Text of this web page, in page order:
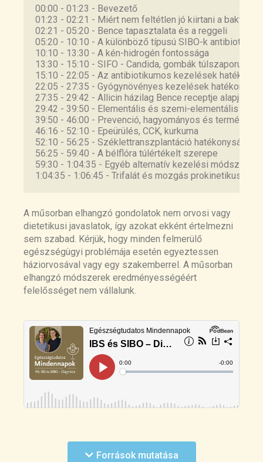
Studyhttps://www.ncbi.nlm.nih.gov/pmc/ar
ticles/PMC9198822/
/
Fecal microbiota transplantation in
irritable bowel syndrome: A systematic
review and meta-analysis
https://pubmed.ncbi.nlm.nih.gov/31662860
/
Fecal microbiota transplantation for the
treatment of irritable bowel syndrome: A
systematic review and meta-analysis
https://pubmed.ncbi.nlm.nih.gov/37346153
/
Fecal microbiota transplantation for
irritable bowel syndrome: a systematic
review and meta-analysis of randomized
/
Effectiveness of acupuncture to treat
irritable bowel syndrome: A meta-analysis
https://www.ncbi.nlm.nih.gov/pmc/articles/
PMC3930986
Effect of Acupuncture in Patients With
Irritable Bowel Syndrome: A Randomized
https://www.sciencedirect.com/science/ar
ticle/pii/S0025619620301518
Review article: gut-directed hypnotherapy
in the management of irritable bowel
syndrome and inflammatory bowel
https://pubmed.ncbi.nlm.nih.gov/25858661
/
00:00 - 01:23 - Bevezető
01:23 - 02:21 - Miért nem feltétlen jó kiirtani a
02:21 - 05:20 - Bence tapasztalata és a reggeli
05:20 - 10:10 - A különböző típusú SIBO-k
10:10 - 13:30 - A kén-hidrogén fontossága
13:30 - 15:10 - SIFO - Candida, gombák túlszaporulata
15:10 - 22:05 - Az antibiotikumos kezelések
22:05 - 27:35 - Gyógynövényes kezelések
27:35 - 29:42 - Allicin házilag Bence receptje alapján
29:42 - 39:50 - Elementális és szemi-elementális diéta
39:50 - 46:00 - Prevenció, hagyományos és
46:16 - 52:10 - Epeürülés, CCK, kurkuma
52:10 - 56:25 - Széklettranszplantáció hatékonysága
56:25 - 59:40 - A bélflóra túlértékelt szerepe
59:30 - 1:04:35 - Egyéb alternatív kezelési
1:04:35 - 1:06:45 - Trifalát és mozgás prokinetikus
A műsorban elhangzó gondolatok nem orvosi vagy
dietetikusi javaslatok, így azokat ekként értelmezni
sem szabad. Kérjük, hogy minden felmerülő
egészségügyi problémája esetén egyeztessen
háziorvosával vagy egy szakemberrel. A műsorban
elhangzó módszerek eredményességéért
felelősséget nem vállalunk.
Overgrowth and Symptoms After 7 Days
of Proton Pump Inhibitor Use: A Study on
Források mutatása